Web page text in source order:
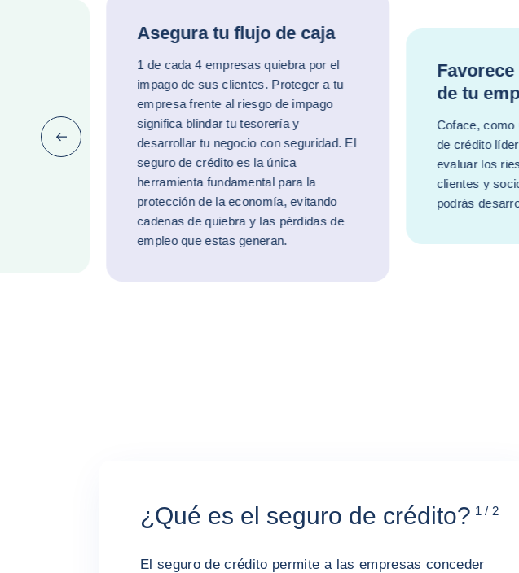
Asegura tu flujo de caja
1 de cada 4 empresas quiebra por el
impago de sus clientes. Proteger a tu
empresa frente al riesgo de impago
significa blindar tu tesorería y
desarrollar tu negocio con seguridad. El
seguro de crédito es la única
herramienta fundamental para la
protección de la economía, evitando
cadenas de quiebra y las pérdidas de
empleo que estas generan.
de tu
Coface, como
de crédito
evaluar los
clientes y
podrás
Anterior (ir al final)
¿Qué es el seguro de crédito? 1 / 2
El seguro de crédito permite a las empresas conceder